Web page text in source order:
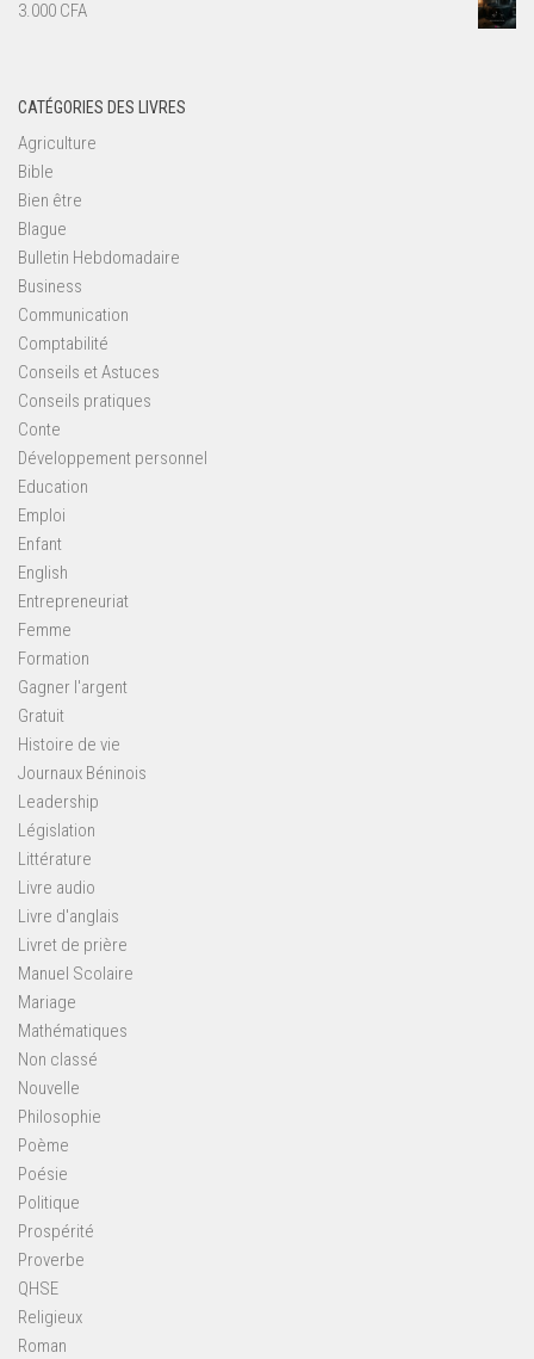
3.000 CFA
CATÉGORIES DES LIVRES
Agriculture
Bible
Bien être
Blague
Bulletin Hebdomadaire
Business
Communication
Comptabilité
Conseils et Astuces
Conseils pratiques
Conte
Développement personnel
Education
Emploi
Enfant
English
Entrepreneuriat
Femme
Formation
Gagner l'argent
Gratuit
Histoire de vie
Journaux Béninois
Leadership
Législation
Littérature
Livre audio
Livre d'anglais
Livret de prière
Manuel Scolaire
Mariage
Mathématiques
Non classé
Nouvelle
Philosophie
Poème
Poésie
Politique
Prospérité
Proverbe
QHSE
Religieux
Roman